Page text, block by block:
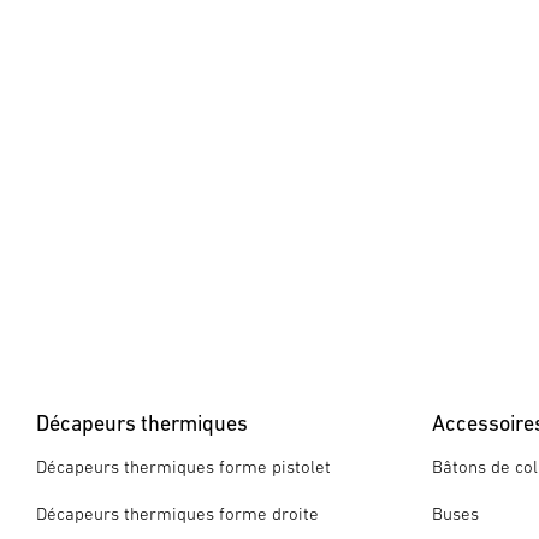
Décapeurs thermiques
Décapeurs thermiques forme pistolet
Décapeurs thermiques forme droite
Bâtons de
Buses